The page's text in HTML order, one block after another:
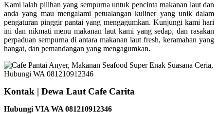
Kami ialah pilihan yang sempurna untuk pencinta makanan laut dan
anda yang mau mengalami petualangan kuliner yang unik dalam
pengaturan pinggir pantai yang mengagumkan. Kunjungi kami hari
ini dan nikmati menu makanan laut kami yang sedap, dan rasakan
perpaduan sempurna di antara makanan laut fresh, keramahan yang
hangat, dan pemandangan yang mengagumkan.
Kontak | Dewa Laut Cafe Carita
Hubungi VIA WA 081210912346